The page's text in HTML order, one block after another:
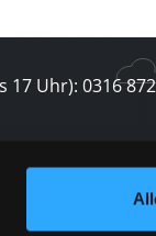
17 Uhr): 0316
verpassen